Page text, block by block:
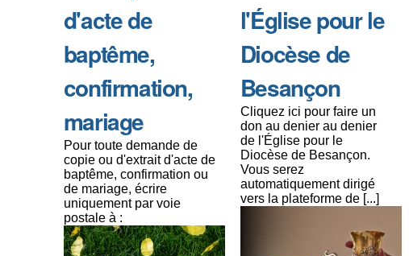
d'acte de
baptême,
confirmation,
mariage
Pour toute demande de
copie ou d'extrait d'acte de
baptême, confirmation ou
de mariage, écrire
uniquement par voie
postale à :
l'Église pour le
Diocèse de
Besançon
Cliquez ici pour faire un
don au denier au denier
de l'Église pour le
Diocèse de Besançon.
Vous serez
automatiquement dirigé
vers la plateforme de [...]